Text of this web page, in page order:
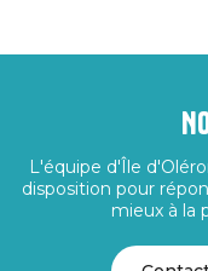
L'équipe d'Île
disposition pour
mieux à la